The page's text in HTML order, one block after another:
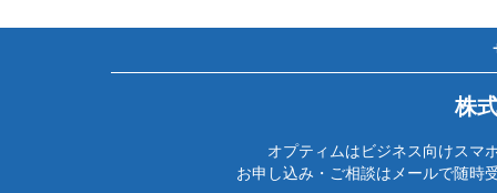
株
オプティムはビジネス向けスマ
お申し込み・ご相談はメールで随時